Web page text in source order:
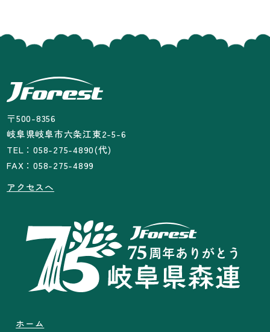
〒500-8356
岐阜県岐阜市六条江東2-5-6
TEL：058-275-4890(代)
FAX：058-275-4899
アクセスへ
ホーム